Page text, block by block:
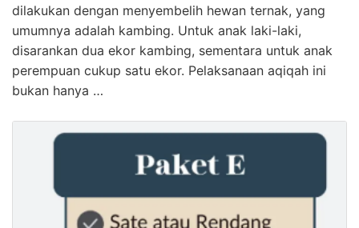
dilakukan dengan menyembelih hewan ternak, yang
umumnya adalah kambing. Untuk anak laki-laki,
disarankan dua ekor kambing, sementara untuk anak
perempuan cukup satu ekor. Pelaksanaan aqiqah ini
bukan hanya …